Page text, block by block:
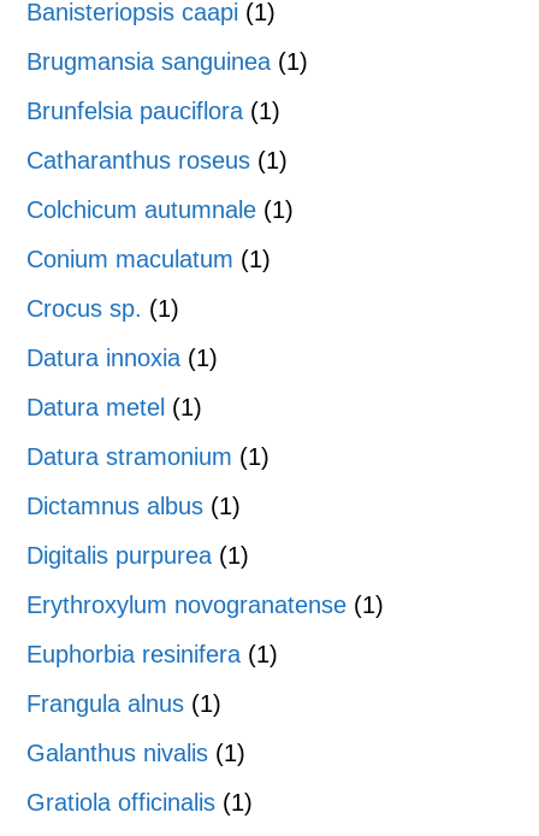
Banisteriopsis caapi (1)
Brugmansia sanguinea (1)
Brunfelsia pauciflora (1)
Catharanthus roseus (1)
Colchicum autumnale (1)
Conium maculatum (1)
Crocus sp. (1)
Datura innoxia (1)
Datura metel (1)
Datura stramonium (1)
Dictamnus albus (1)
Digitalis purpurea (1)
Erythroxylum novogranatense (1)
Euphorbia resinifera (1)
Frangula alnus (1)
Galanthus nivalis (1)
Gratiola officinalis (1)